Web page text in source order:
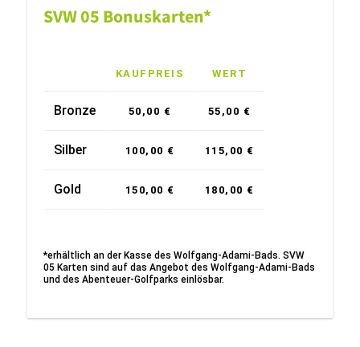
SVW 05 Bonuskarten*
KAUFPREIS WERT
Bronze 50,00 € 55,00 €
Silber 100,00 € 115,00 €
Gold 150,00 € 180,00 €
*erhältlich an der Kasse des Wolfgang-Adami-Bads. SVW
05 Karten sind auf das Angebot des Wolfgang-Adami-Bads
und des Abenteuer-Golfparks einlösbar.